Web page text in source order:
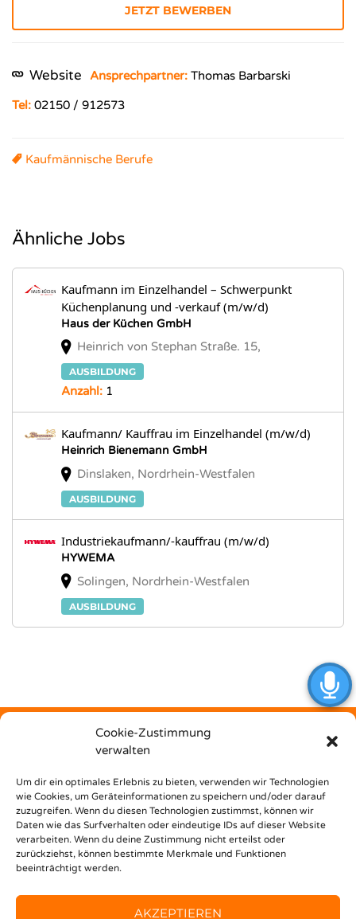
Cookie-Zustimmung
verwalten
Um dir ein optimales Erlebnis zu bieten, verwenden wir Technologien
wie Cookies, um Geräteinformationen zu speichern und/oder darauf
zuzugreifen. Wenn du diesen Technologien zustimmst, können wir
Daten wie das Surfverhalten oder eindeutige IDs auf dieser Website
verarbeiten. Wenn du deine Zustimmung nicht erteilst oder
zurückziehst, können bestimmte Merkmale und Funktionen
beeinträchtigt werden.
AKZEPTIEREN
JETZT BEWERBEN
Website Ansprechpartner: Thomas Barbarski
Tel: 02150 / 912573
Kaufmännische Berufe
Ähnliche Jobs
Kaufmann im Einzelhandel – Schwerpunkt
Küchenplanung und -verkauf (m/w/d)
Haus der Küchen GmbH
Heinrich von Stephan Straße. 15,
AUSBILDUNG
Anzahl: 1
Kaufmann/ Kauffrau im Einzelhandel (m/w/d)
Heinrich Bienemann GmbH
Dinslaken, Nordrhein-Westfalen
AUSBILDUNG
Industriekaufmann/-kauffrau (m/w/d)
HYWEMA
Solingen, Nordrhein-Westfalen
AUSBILDUNG
unterstützt dich Nest Bildungsbar bei deinem Weg in den
Beruf!